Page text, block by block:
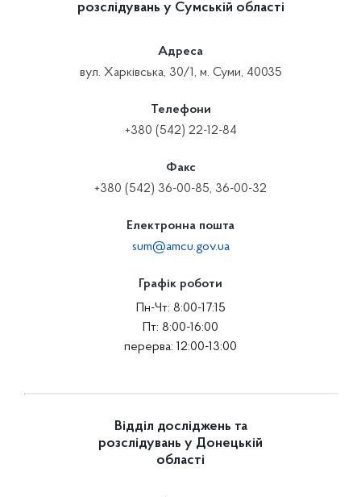
розслідувань у Сумській області
Адреса
вул. Харківська, 30/1, м. Суми, 40035
Телефони
+380 (542) 22-12-84
Факс
+380 (542) 36-00-85, 36-00-32
Електронна пошта
sum@amcu.gov.ua
Графік роботи
Пн-Чт: 8:00-17:15
Пт: 8:00-16:00
перерва: 12:00-13:00
Відділ досліджень та
розслідувань у Донецькій
області